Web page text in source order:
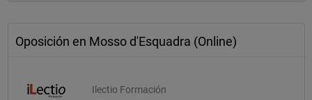
Oposición en Mosso d'Esquadra (Online)
Ilectio Formación